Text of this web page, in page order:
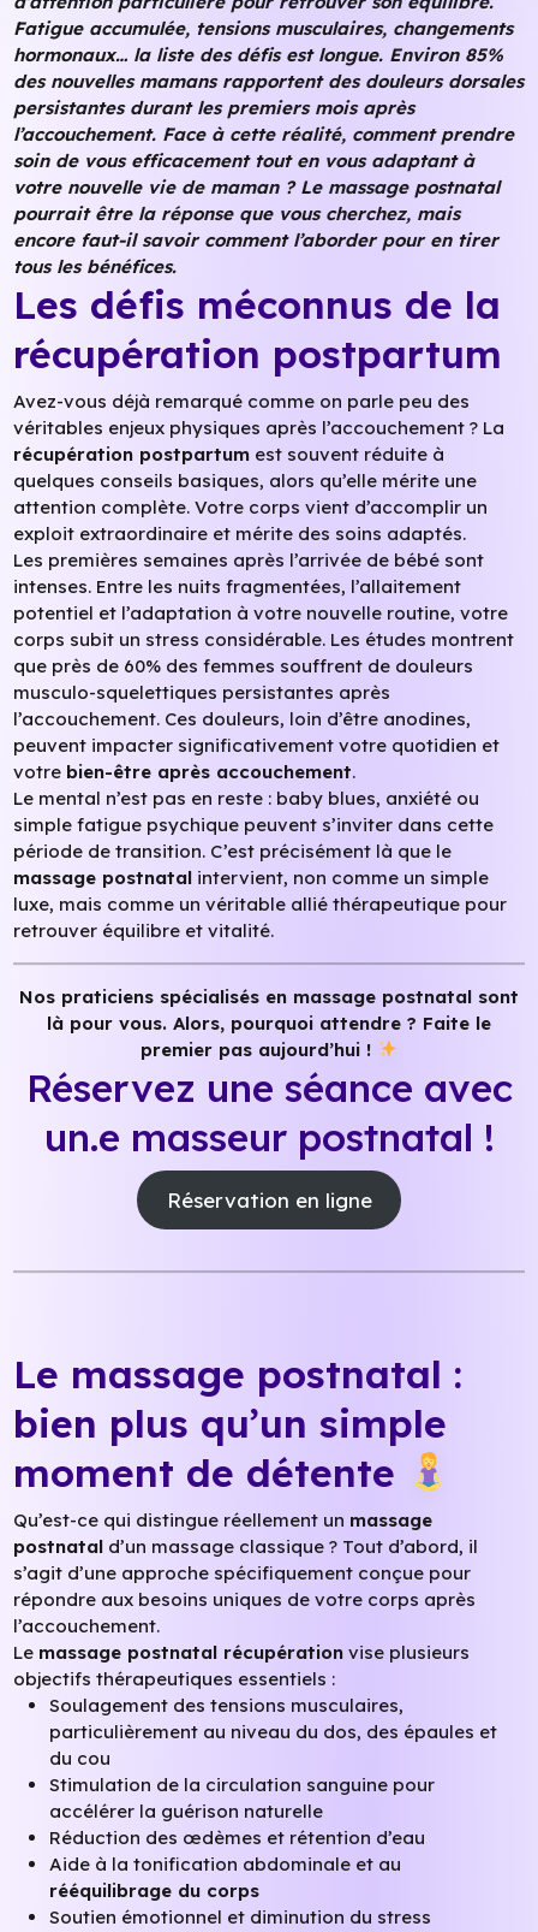
Fatigue accumulée, tensions musculaires, changements
hormonaux… la liste des défis est longue. Environ 85%
des nouvelles mamans rapportent des douleurs dorsales
persistantes durant les premiers mois après
l’accouchement. Face à cette réalité, comment prendre
soin de vous efficacement tout en vous adaptant à
votre nouvelle vie de maman ? Le massage postnatal
pourrait être la réponse que vous cherchez, mais
encore faut-il savoir comment l’aborder pour en tirer
tous les bénéfices.
Les défis méconnus de la
récupération postpartum
Avez-vous déjà remarqué comme on parle peu des
véritables enjeux physiques après l’accouchement ? La
récupération postpartum est souvent réduite à
quelques conseils basiques, alors qu’elle mérite une
attention complète. Votre corps vient d’accomplir un
exploit extraordinaire et mérite des soins adaptés.
Les premières semaines après l’arrivée de bébé sont
intenses. Entre les nuits fragmentées, l’allaitement
potentiel et l’adaptation à votre nouvelle routine, votre
corps subit un stress considérable. Les études montrent
que près de 60% des femmes souffrent de douleurs
musculo-squelettiques persistantes après
l’accouchement. Ces douleurs, loin d’être anodines,
peuvent impacter significativement votre quotidien et
votre bien-être après accouchement.
Le mental n’est pas en reste : baby blues, anxiété ou
simple fatigue psychique peuvent s’inviter dans cette
période de transition. C’est précisément là que le
massage postnatal intervient, non comme un simple
luxe, mais comme un véritable allié thérapeutique pour
retrouver équilibre et vitalité.
Nos praticiens spécialisés en massage postnatal sont
là pour vous. Alors, pourquoi attendre ? Faite le
premier pas aujourd’hui !
Réservez une séance avec
un.e masseur postnatal !
Réservation en ligne
Le massage postnatal :
bien plus qu’un simple
moment de détente
Qu’est-ce qui distingue réellement un massage
postnatal d’un massage classique ? Tout d’abord, il
s’agit d’une approche spécifiquement conçue pour
répondre aux besoins uniques de votre corps après
l’accouchement.
Le massage postnatal récupération vise plusieurs
objectifs thérapeutiques essentiels :
Soulagement des tensions musculaires,
particulièrement au niveau du dos, des épaules et
du cou
Stimulation de la circulation sanguine pour
accélérer la guérison naturelle
Réduction des œdèmes et rétention d’eau
Aide à la tonification abdominale et au
rééquilibrage du corps
Soutien émotionnel et diminution du stress